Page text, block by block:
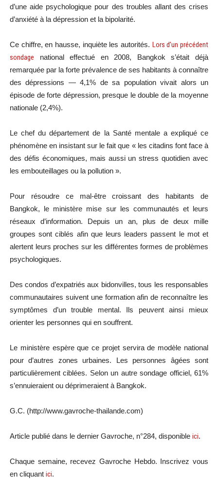
d’une aide psychologique pour des troubles allant des crises
d’anxiété à la dépression et la bipolarité.
Ce chiffre, en hausse, inquiète les autorités. Lors d’un précédent
sondage national effectué en 2008, Bangkok s’était déjà
remarquée par la forte prévalence de ses habitants à connaître
des dépressions — 4,1% de sa population vivait alors un
épisode de forte dépression, presque le double de la moyenne
nationale (2,4%).
Le chef du département de la Santé mentale a expliqué ce
phénomène en insistant sur le fait que « les citadins font face à
des défis économiques, mais aussi un stress quotidien avec
les embouteillages ou la pollution ».
Pour résoudre ce mal-être croissant des habitants de
Bangkok, le ministère mise sur les communautés et leurs
réseaux d’information. Depuis un an, plus de deux mille
groupes sont ciblés afin que leurs leaders passent le mot et
alertent leurs proches sur les différentes formes de problèmes
psychologiques.
Des condos d’expatriés aux bidonvilles, tous les responsables
communautaires suivent une formation afin de reconnaître les
symptômes d’un trouble mental. Ils peuvent ainsi mieux
orienter les personnes qui en souffrent.
Le ministère espère que ce projet servira de modèle national
pour d’autres zones urbaines. Les personnes âgées sont
particulièrement ciblées. Selon un autre sondage officiel, 61%
s’ennuieraient ou déprimeraient à Bangkok.
G.C. (http://www.gavroche-thailande.com)
Article publié dans le dernier Gavroche, n°284, disponible ici.
Chaque semaine, recevez Gavroche Hebdo. Inscrivez vous
en cliquant ici.